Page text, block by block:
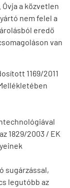
a közvetlen
nem felel a
eredő
van
1169/2011
1829/2003 / EK
sugárzással,
legutóbb az